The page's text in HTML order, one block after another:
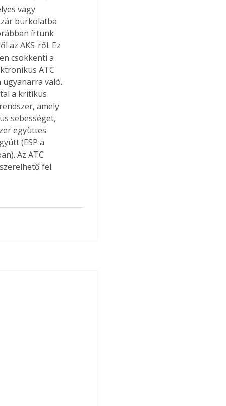
vagy
burkolatba
írtunk
az AKS-ről. Ez
csökkenti a
ATC
ugyanarra való.
a kritikus
amely
sebességet,
együttes
(ESP a
Az ATC
fel.